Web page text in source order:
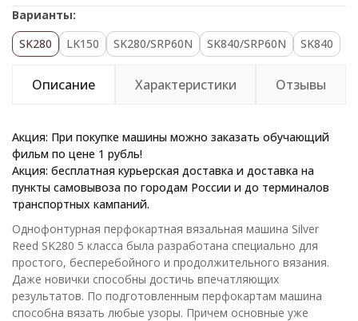
Варианты:
SK280
LK150 SK280/SRP60N SK840/SRP60N SK840
Описание Характеристики Отзывы
Акция: При покупке машины можно заказать обучающий
фильм по цене 1 рубль!
Акция: бесплатная курьерская доставка и доставка на
пункты самовывоза по городам России и до терминалов
транспортных кампаний.
Однофонтурная перфокартная вязальная машина Silver
Reed SK280 5 класса была разработана специально для
простого, бесперебойного и продолжительного вязания.
Даже новички способны достичь впечатляющих
результатов. По подготовленным перфокартам машина
способна вязать любые узоры. Причем основные уже